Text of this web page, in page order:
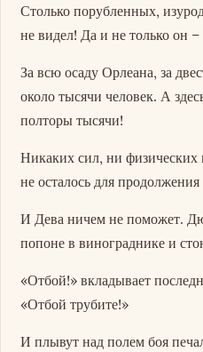
Столько порубленных,
не видел! Да и не только он
За всю осаду Орлеана, за
около тысячи человек. А
полторы тысячи!
Никаких сил, ни
не осталось для
И Дева ничем не поможет.
попоне в винограднике и
«Отбой!» вкладывает
«Отбой трубите!»
И плывут над полем боя